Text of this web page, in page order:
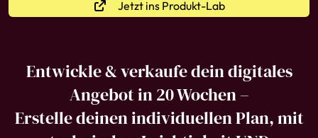
Jetzt ins Produkt-Lab
Entwickle & verkaufe dein digitales
Angebot in 20 Wochen –
Erstelle deinen individuellen Plan, mit